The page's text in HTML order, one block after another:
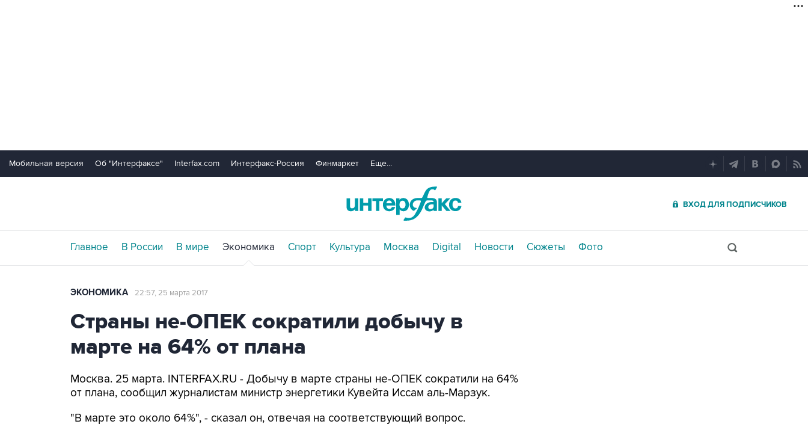
Мобильная версия Об "Интерфаксе" Interfax.com Интерфакс-Россия Финмаркет Еще...
ВХОД ДЛЯ ПОДПИСЧИКОВ
Главное В России В мире Экономика Спорт Культура Москва Digital Новости Сюжеты Фото
ЭКОНОМИКА 22:57, 25 марта 2017
Страны не-ОПЕК сократили добычу в
марте на 64% от плана
Москва. 25 марта. INTERFAX.RU - Добычу в марте страны не-ОПЕК сократили на 64%
от плана, сообщил журналистам министр энергетики Кувейта Иссам аль-Марзук.
"В марте это около 64%", - сказал он, отвечая на соответствующий вопрос.